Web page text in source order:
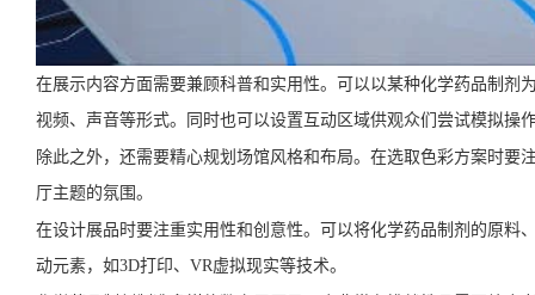
在展示内容方面需要兼顾科普和实用性。可以以某种化学药品制
视频、声音等形式。同时也可以设置互动区域供观众们尝试模拟操
除此之外，还需要精心规划场馆风格和布局。在选取色彩方案时
厅主题的氛围。
在设计展品时要注重实用性和创意性。可以将化学药品制剂的原
动元素，如3D打印、VR虚拟现实等技术。